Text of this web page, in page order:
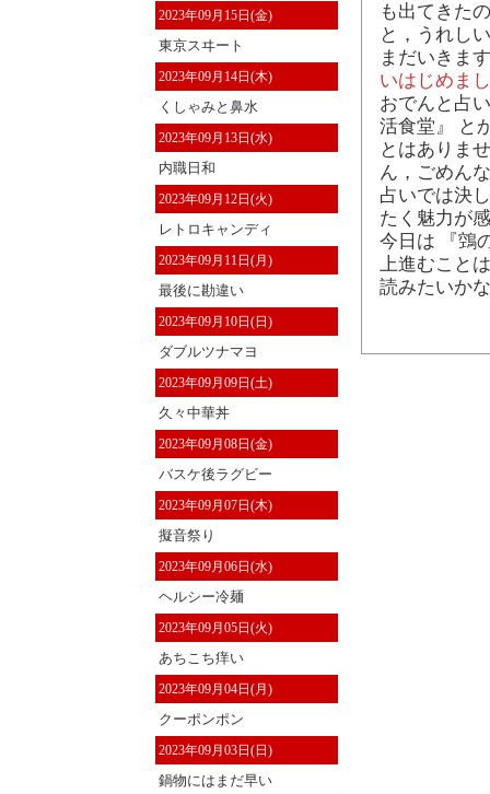
2023年09月15日(金)
東京スヰート
2023年09月14日(木)
くしゃみと鼻水
2023年09月13日(水)
内職日和
2023年09月12日(火)
レトロキャンディ
2023年09月11日(月)
最後に勘違い
2023年09月10日(日)
ダブルツナマヨ
2023年09月09日(土)
久々中華丼
2023年09月08日(金)
バスケ後ラグビー
2023年09月07日(木)
擬音祭り
2023年09月06日(水)
ヘルシー冷麺
2023年09月05日(火)
あちこち痒い
2023年09月04日(月)
クーポンポン
2023年09月03日(日)
鍋物にはまだ早い
も出てきた
と，うれし
まだいきま
いはじめま
おでんと占
活食堂』 と
とはありま
ん，ごめん
占いでは決
たく魅力が
今日は 『鵼
上進むこと
読みたいか